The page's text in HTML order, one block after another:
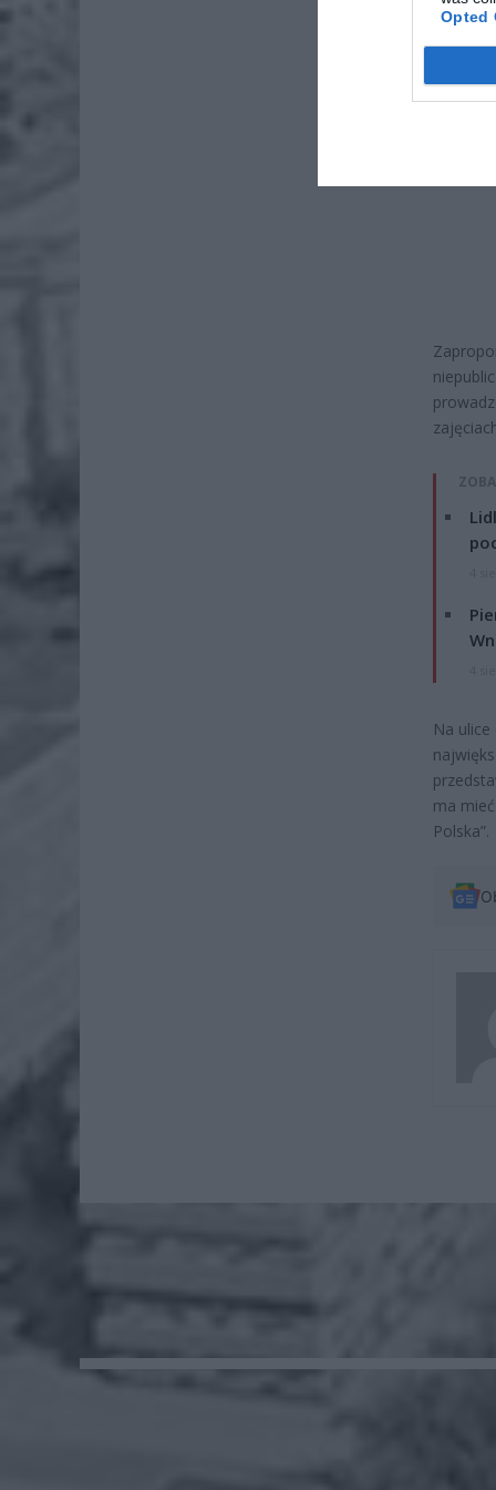
Opted
Na
ma
Polska”.